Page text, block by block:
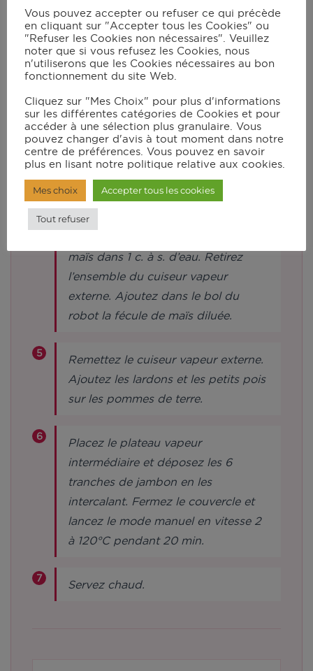
d’eau.
Verrouillez le couvercle sans le
bouchon et positionnez le cuiseur
vapeur externe. Ajoutez-y les
pommes de terre épluchées et
coupées en cubes. Salez. Fermez le
couvercle et lancez le mode manuel
min.
maïs dans 1 c. à s. d’eau. Retirez
l’ensemble du cuiseur vapeur
externe. Ajoutez dans le bol du
robot la fécule de maïs diluée.
Remettez le cuiseur vapeur externe.
Ajoutez les lardons et les petits pois
sur les pommes de terre.
Placez le plateau vapeur
intermédiaire et déposez les 6
tranches de jambon en les
intercalant. Fermez le couvercle et
lancez le mode manuel en vitesse 2
à 120°C pendant 20 min.
Servez chaud.
Vous pouvez accepter ou refuser ce qui précède
en cliquant sur "Accepter tous les Cookies" ou
"Refuser les Cookies non nécessaires". Veuillez
noter que si vous refusez les Cookies, nous
n'utiliserons que les Cookies nécessaires au bon
fonctionnement du site Web.
Cliquez sur "Mes Choix" pour plus d'informations
sur les différentes catégories de Cookies et pour
accéder à une sélection plus granulaire. Vous
pouvez changer d'avis à tout moment dans notre
centre de préférences. Vous pouvez en savoir
plus en lisant notre politique relative aux cookies.
Mes choix Accepter tous les cookies
Tout refuser